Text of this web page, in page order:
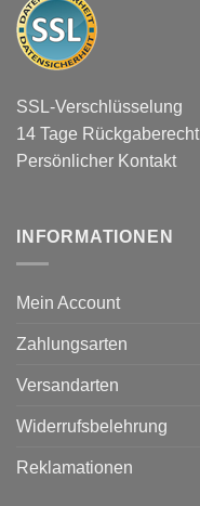
SSL-Verschlüsselung
14 Tage Rückgaberecht
Persönlicher Kontakt
INFORMATIONEN
Mein Account
Zahlungsarten
Versandarten
Widerrufsbelehrung
Reklamationen